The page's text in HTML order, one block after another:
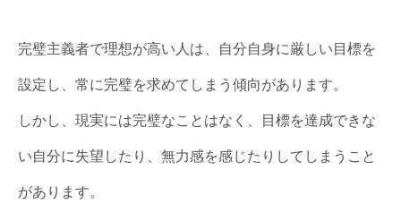
完璧主義者で理想が高い人は、自分自身に厳しい目標を
設定し、常に完璧を求めてしまう傾向があります。
しかし、現実には完璧なことはなく、目標を達成できな
い自分に失望したり、無力感を感じたりしてしまうこと
があります。